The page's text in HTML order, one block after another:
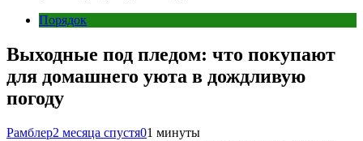
Порядок
Выходные под пледом: что покупают
для домашнего уюта в дождливую
погоду
Рамблер2 месяца спустя01 минуты